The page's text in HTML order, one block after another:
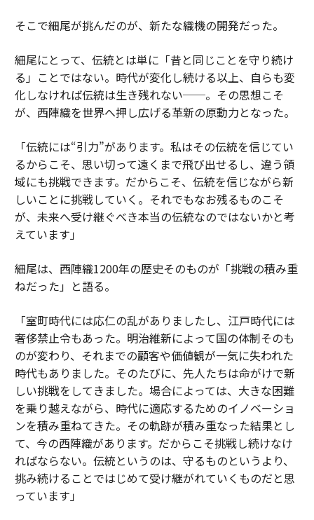
そこで細尾が挑んだのが、新たな織機の開発だった。
細尾にとって、伝統とは単に「昔と同じことを守り続け
る」ことではない。時代が変化し続ける以上、自らも変
化しなければ伝統は生き残れない──。その思想こそ
が、西陣織を世界へ押し広げる革新の原動力となった。
「伝統には“引力”があります。私はその伝統を信じてい
るからこそ、思い切って遠くまで飛び出せるし、違う領
域にも挑戦できます。だからこそ、伝統を信じながら新
しいことに挑戦していく。それでもなお残るものこそ
が、未来へ受け継ぐべき本当の伝統なのではないかと考
えています」
細尾は、西陣織1200年の歴史そのものが「挑戦の積み重
ねだった」と語る。
「室町時代には応仁の乱がありましたし、江戸時代には
奢侈禁止令もあった。明治維新によって国の体制そのも
のが変わり、それまでの顧客や価値観が一気に失われた
時代もありました。そのたびに、先人たちは命がけで新
しい挑戦をしてきました。場合によっては、大きな困難
を乗り越えながら、時代に適応するためのイノベーショ
ンを積み重ねてきた。その軌跡が積み重なった結果とし
て、今の西陣織があります。だからこそ挑戦し続けなけ
ればならない。伝統というのは、守るものというより、
挑み続けることではじめて受け継がれていくものだと思
っています」